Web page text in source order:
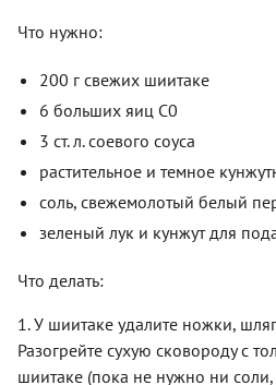
Что нужно:
200 г свежих шиитаке
6 больших яиц С0
3 ст. л. соевого соуса
растительное и темное
соль, свежемолотый белый
зеленый лук и кунжут для
Что делать:
1. У шиитаке удалите ножки,
Разогрейте сухую сковороду с
шиитаке (пока не нужно ни